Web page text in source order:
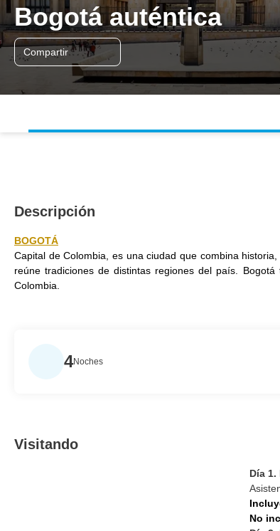
Bogotá auténtica
Compartir
Descripción
BOGOTÁ
Capital de Colombia, es una ciudad que combina
reúne tradiciones de distintas regiones del país.
Colombia.
4Noches
Visitando
Día
No